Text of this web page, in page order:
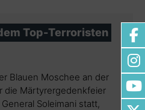
Top-Terroristen
Blauen Moschee an der
die Märtyrergedenkfeier
Soleimani statt,